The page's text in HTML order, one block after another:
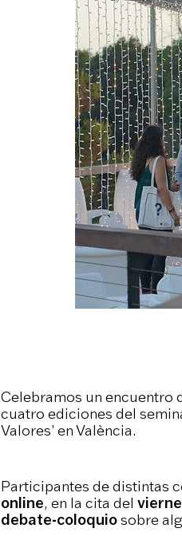
Celebramos un encuentro
cuatro ediciones del
Valores’ en València.
Participantes de distintas
online, en la cita del
debate-coloquiosobre